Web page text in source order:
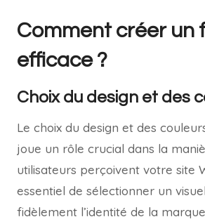
Comment créer un
efficace ?
Choix du design et des
Le choix du design et des
joue un rôle crucial dans la
utilisateurs perçoivent votre site
essentiel de sélectionner un
fidèlement l’identité de la